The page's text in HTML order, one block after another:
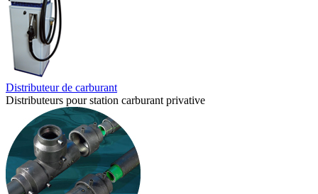
Distributeur de carburant
Distributeurs pour station carburant privative